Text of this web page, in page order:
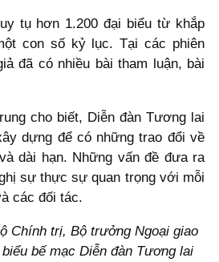
tụ hơn 1.200 đại biểu từ khắp
con số kỷ lục. Tại các phiên
đã có nhiều bài tham luận, bài
cho biết, Diễn đàn Tương lai
dựng để có những trao đổi về
dài hạn. Những vấn đề đưa ra
sự thực sự quan trọng với mỗi
các đối tác.
Chính trị, Bộ trưởng Ngoại giao
bế mạc Diễn đàn Tương lai